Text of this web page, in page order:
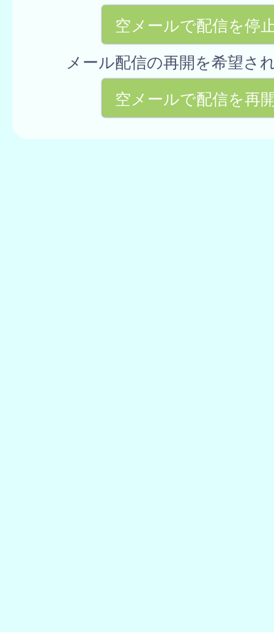
空メールで配信を停
メール配信の再開を希望さ
空メールで配信を再